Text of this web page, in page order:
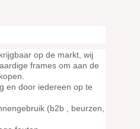
op de markt, wij
frames om aan de
en door iedereen op te
(b2b , beurzen,